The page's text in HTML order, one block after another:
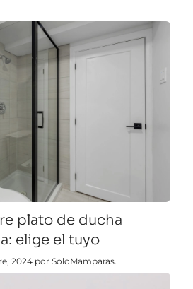
plato de ducha
elige el tuyo
2024 por SoloMamparas.